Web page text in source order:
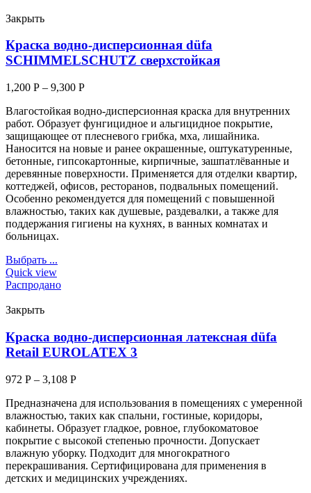
Закрыть
Краска водно-дисперсионная düfa
SCHIMMELSCHUTZ сверхстойкая
1,200 Р – 9,300 Р
Влагостойкая водно-дисперсионная краска для внутренних
работ. Образует фунгицидное и альгицидное покрытие,
защищающее от плесневого грибка, мха, лишайника.
Наносится на новые и ранее окрашенные, оштукатуренные,
бетонные, гипсокартонные, кирпичные, зашпатлёванные и
деревянные поверхности. Применяется для отделки квартир,
коттеджей, офисов, ресторанов, подвальных помещений.
Особенно рекомендуется для помещений с повышенной
влажностью, таких как душевые, раздевалки, а также для
поддержания гигиены на кухнях, в ванных комнатах и
больницах.
Выбрать ...
Quick view
Распродано
Закрыть
Краска водно-дисперсионная латексная düfa
Retail EUROLATEX 3
972 Р – 3,108 Р
Предназначена для использования в помещениях с умеренной
влажностью, таких как спальни, гостиные, коридоры,
кабинеты. Образует гладкое, ровное, глубокоматовое
покрытие с высокой степенью прочности. Допускает
влажную уборку. Подходит для многократного
перекрашивания. Сертифицирована для применения в
детских и медицинских учреждениях.